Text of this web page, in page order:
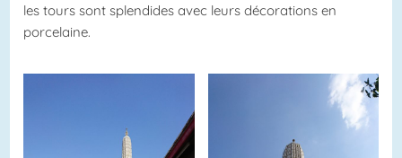
les tours sont splendides avec leurs décorations en
porcelaine.